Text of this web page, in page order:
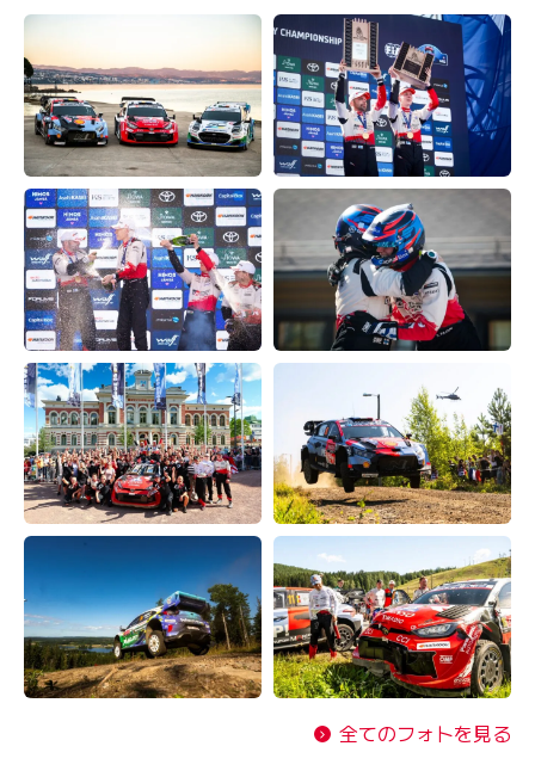
全てのフォトを見る